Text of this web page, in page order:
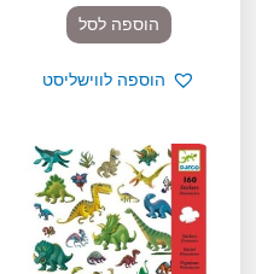
הוספה לסל
הוספה לווישליסט